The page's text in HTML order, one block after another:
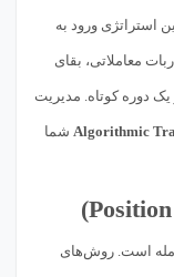
استراتژی ورود به
معاملاتی، بقای
دوره کوتاه. مدیریت
Algorithmic شما
است. روش‌های